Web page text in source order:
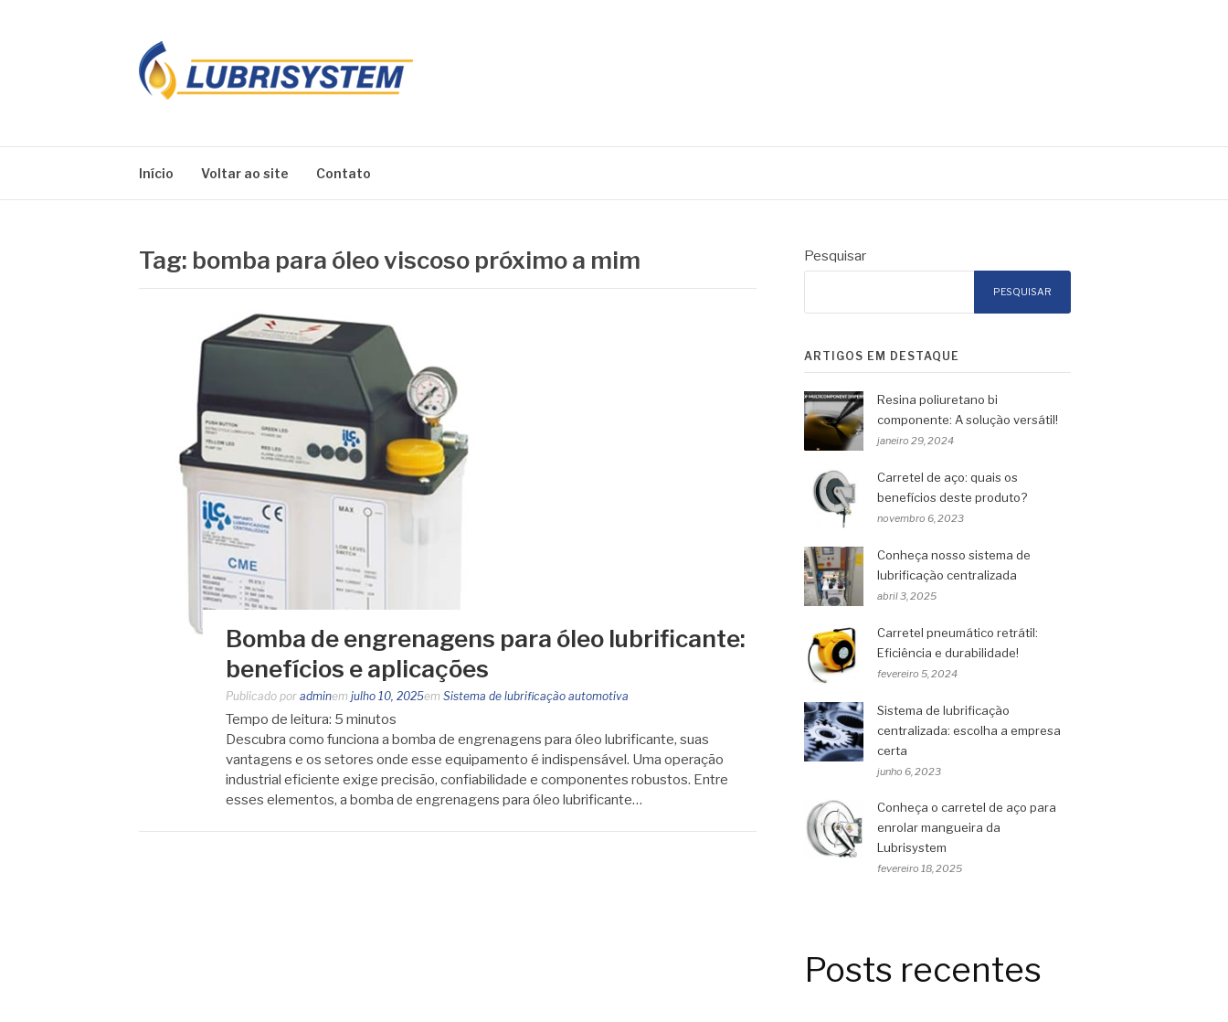
Início Voltar ao site Contato
Tag: bomba para óleo viscoso próximo a mim
Bomba de engrenagens para óleo lubrificante:
benefícios e aplicações
Publicado por adminem julho 10, 2025em Sistema de lubrificação automotiva
Tempo de leitura: 5 minutos
Descubra como funciona a bomba de engrenagens para óleo lubrificante, suas
vantagens e os setores onde esse equipamento é indispensável. Uma operação
industrial eficiente exige precisão, confiabilidade e componentes robustos. Entre
esses elementos, a bomba de engrenagens para óleo lubrificante…
Pesquisar
PESQUISAR
ARTIGOS EM DESTAQUE
Resina poliuretano bi
componente: A solução versátil!
janeiro 29, 2024
Carretel de aço: quais os
benefícios deste produto?
novembro 6, 2023
Conheça nosso sistema de
lubrificação centralizada
abril 3, 2025
Carretel pneumático retrátil:
Eficiência e durabilidade!
fevereiro 5, 2024
Sistema de lubrificação
centralizada: escolha a empresa
certa
junho 6, 2023
Conheça o carretel de aço para
enrolar mangueira da
Lubrisystem
fevereiro 18, 2025
Posts recentes